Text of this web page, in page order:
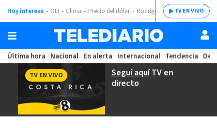
Hoy interesa OIJ Clima Precio del dólar Rodrigo ChavesTV EN VIVO
Última hora Nacional En alerta Internacional Tendencia
Seguí aquíTV en
directo
TV EN VIVO